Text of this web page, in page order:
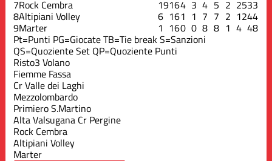
7Rock Cembra 19164 3 4 5 2 2533
8Altipiani Volley 6 161 1 7 7 2 1244
9Marter 1 160 0 8 8 1 4 48
Pt=Punti PG=GiocateTB=Tie breakS=Sanzioni
QS=Quoziente Set QP=Quoziente Punti
Risto3 Volano
Fiemme Fassa
Cr Valle dei Laghi
Mezzolombardo
Primiero S.Martino
Alta Valsugana Cr Pergine
Rock Cembra
Altipiani Volley
Marter